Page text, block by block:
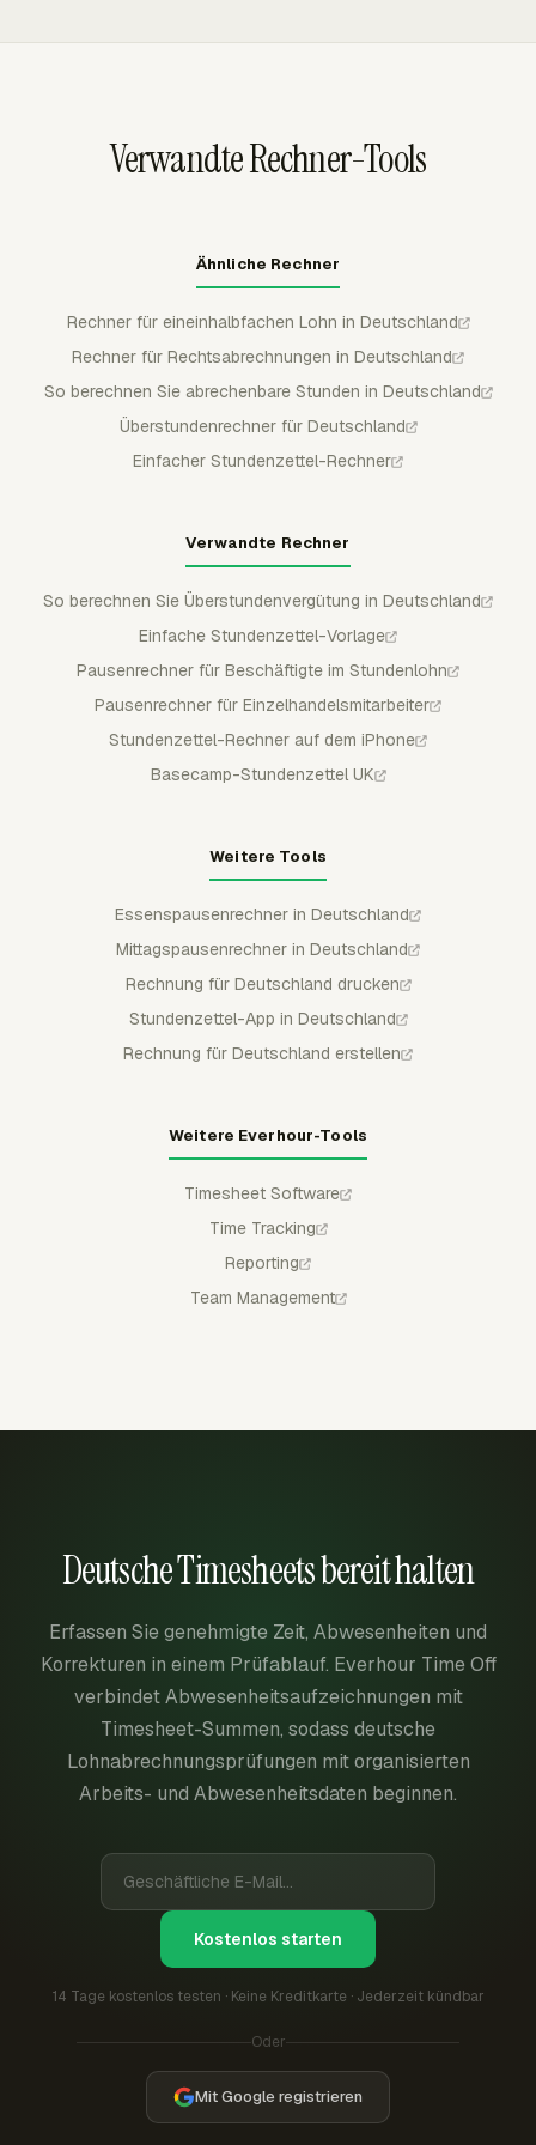
Verwandte Rechner-Tools
Ähnliche Rechner
Rechner für eineinhalbfachen Lohn in Deutschland
Rechner für Rechtsabrechnungen in Deutschland
So berechnen Sie abrechenbare Stunden in Deutschland
Überstundenrechner für Deutschland
Einfacher Stundenzettel-Rechner
Verwandte Rechner
So berechnen Sie Überstundenvergütung in Deutschland
Einfache Stundenzettel-Vorlage
Pausenrechner für Beschäftigte im Stundenlohn
Pausenrechner für Einzelhandelsmitarbeiter
Stundenzettel-Rechner auf dem iPhone
Basecamp-Stundenzettel UK
Weitere Tools
Essenspausenrechner in Deutschland
Mittagspausenrechner in Deutschland
Rechnung für Deutschland drucken
Stundenzettel-App in Deutschland
Rechnung für Deutschland erstellen
Weitere Everhour-Tools
Timesheet Software
Time Tracking
Reporting
Team Management
Deutsche Timesheets bereit halten
Erfassen Sie genehmigte Zeit, Abwesenheiten und
Korrekturen in einem Prüfablauf. Everhour Time Off
verbindet Abwesenheitsaufzeichnungen mit
Timesheet-Summen, sodass deutsche
Lohnabrechnungsprüfungen mit organisierten
Arbeits- und Abwesenheitsdaten beginnen.
Kostenlos starten
14 Tage kostenlos testen · Keine Kreditkarte · Jederzeit kündbar
Oder
Mit Google registrieren